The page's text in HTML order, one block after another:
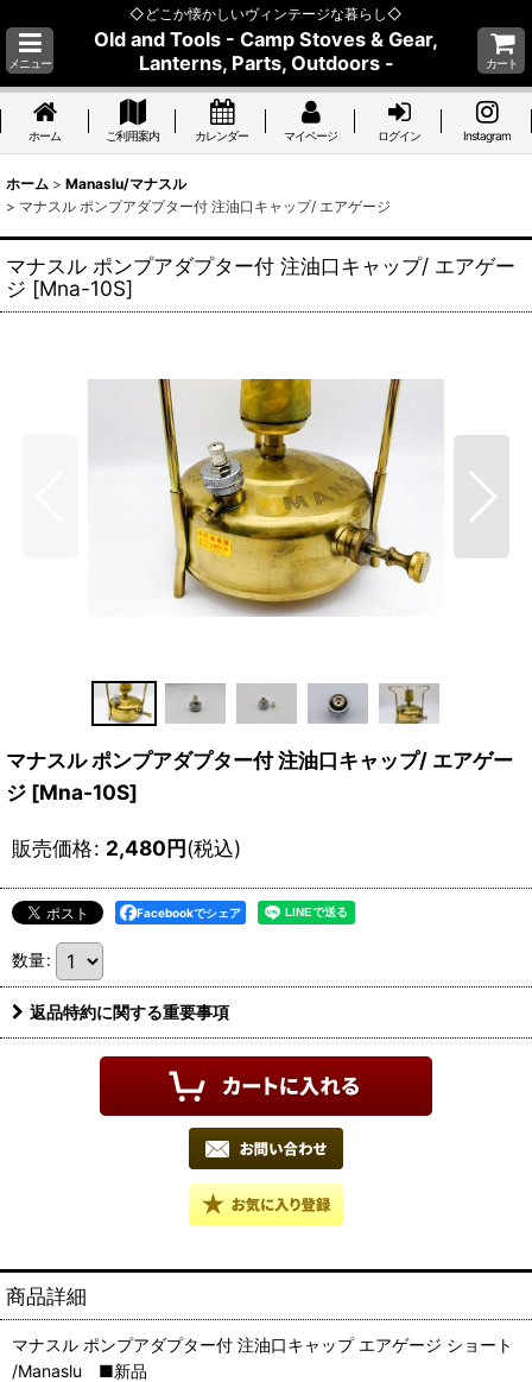
◇どこか懐かしいヴィンテージな暮らし◇
メニュー
Old and Tools - Camp Stoves & Gear,
Lanterns, Parts, Outdoors -
カート
ホーム ご利用案内 カレンダー マイページ ログイン Instagram
ホーム > Manaslu/マナスル
> マナスル ポンプアダプター付 注油口キャップ/ エアゲージ
マナスル ポンプアダプター付 注油口キャップ/ エアゲー
ジ [Mna-10S]
マナスル ポンプアダプター付 注油口キャップ/ エアゲー
ジ [Mna-10S]
販売価格: 2,480円(税込)
Facebookでシェア
数量:
返品特約に関する重要事項
商品詳細
マナスル ポンプアダプター付 注油口キャップ エアゲージ ショート
/Manaslu ■新品